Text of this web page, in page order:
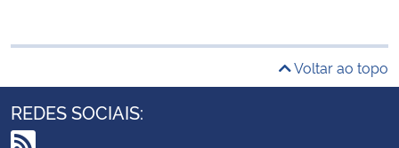
Voltar ao topo
REDES SOCIAIS: